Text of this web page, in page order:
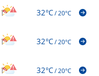
32°C/20°C
32°C/20°C
32°C/20°C